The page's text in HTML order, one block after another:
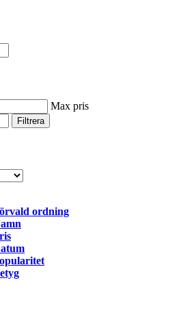
Max pris
Filtrera
ordning